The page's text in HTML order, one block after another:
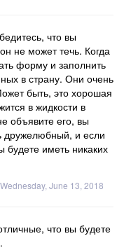
что вы
не может течь. Когда
форму и заполнить
в страну. Они очень
быть, это хорошая
в жидкости в
объявите его, вы
дружелюбный, и если
будете иметь никаких
Wednesday, June 13, 2018
что вы будете